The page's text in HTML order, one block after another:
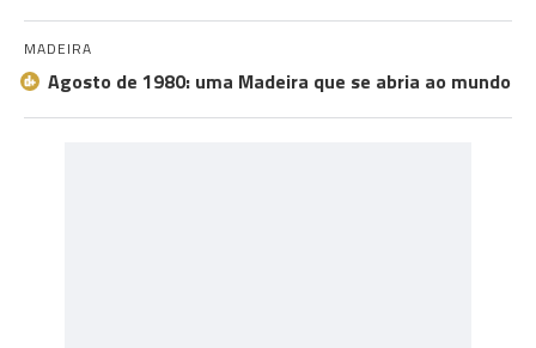
MADEIRA
Agosto de 1980: uma Madeira que se abria ao mundo